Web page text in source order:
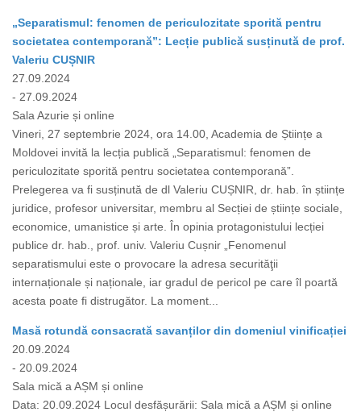
„Separatismul: fenomen de periculozitate sporită pentru
societatea contemporană”: Lecție publică susținută de prof.
Valeriu CUȘNIR
27.09.2024
- 27.09.2024
Sala Azurie și online
Vineri, 27 septembrie 2024, ora 14.00, Academia de Științe a
Moldovei invită la lecția publică „Separatismul: fenomen de
periculozitate sporită pentru societatea contemporană”.
Prelegerea va fi susținută de dl Valeriu CUȘNIR, dr. hab. în științe
juridice, profesor universitar, membru al Secției de științe sociale,
economice, umanistice și arte. În opinia protagonistului lecției
publice dr. hab., prof. univ. Valeriu Cușnir „Fenomenul
separatismului este o provocare la adresa securităţii
internaționale și naționale, iar gradul de pericol pe care îl poartă
acesta poate fi distrugător. La moment...
Masă rotundă consacrată savanților din domeniul vinificației
20.09.2024
- 20.09.2024
Sala mică a AȘM și online
Data: 20.09.2024 Locul desfășurării: Sala mică a AȘM și online